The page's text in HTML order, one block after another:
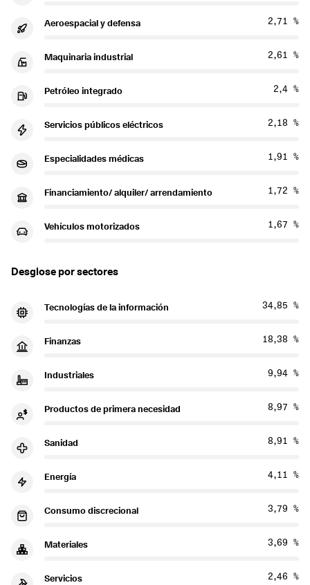
Aeroespacial y defensa 2,71 %
Maquinaria industrial 2,61 %
Petróleo integrado 2,4 %
Servicios públicos eléctricos 2,18 %
Especialidades médicas 1,91 %
Financiamiento/ alquiler/ arrendamiento 1,72 %
Vehículos motorizados 1,67 %
Desglose por sectores
Tecnologías de la información 34,85 %
Finanzas 18,38 %
Industriales 9,94 %
Productos de primera necesidad 8,97 %
Sanidad 8,91 %
Energía 4,11 %
Consumo discrecional 3,79 %
Materiales 3,69 %
Servicios 2,46 %